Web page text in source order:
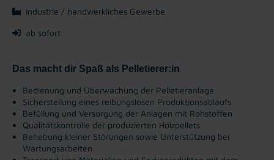
Industrie / handwerkliches Gewerbe
ab sofort
Das macht dir Spaß als Pelletierer:in
Bedienung und Überwachung der Pelletieranlage
Sicherstellung eines reibungslosen Produktionsablaufs
Befüllung und Versorgung der Anlagen mit Rohstoffen
Qualitätskontrolle der produzierten Holzpellets
Behebung kleiner Störungen sowie Unterstützung bei
Wartungsarbeiten